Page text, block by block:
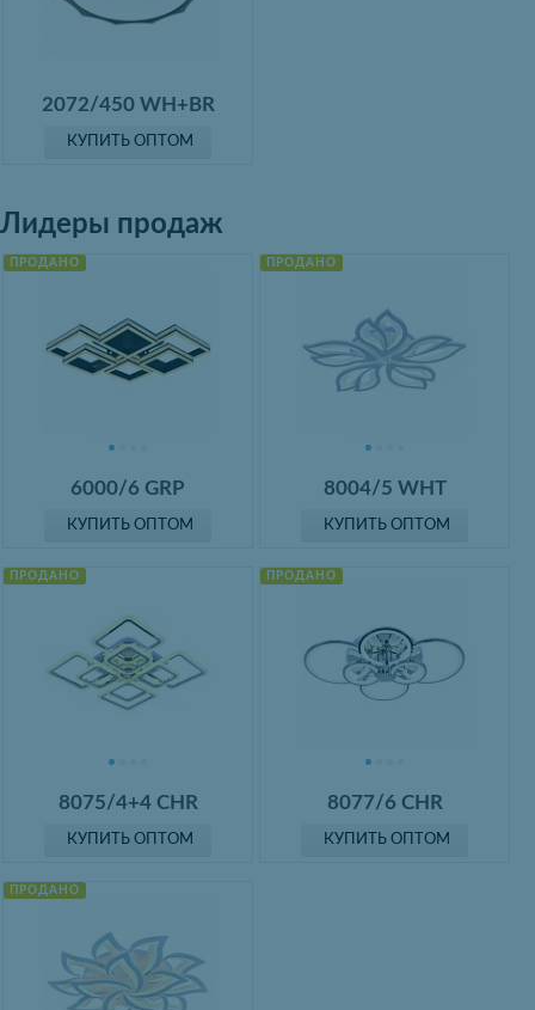
2072/450 WH+BR
КУПИТЬ ОПТОМ
Лидеры продаж
ПРОДАНО
6000/6 GRP
КУПИТЬ ОПТОМ
ПРОДАНО
8004/5 WHT
КУПИТЬ ОПТОМ
ПРОДАНО
8075/4+4 CHR
КУПИТЬ ОПТОМ
ПРОДАНО
8077/6 CHR
КУПИТЬ ОПТОМ
ПРОДАНО